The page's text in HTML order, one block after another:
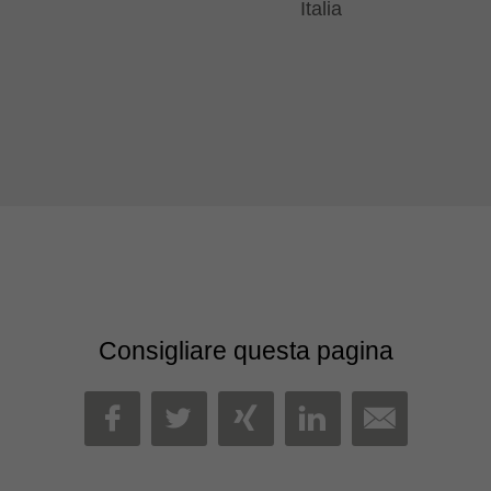
Italia
Consigliare questa pagina
FACEBOOK
TWITTER
XINGLINKEDIN
MAIL